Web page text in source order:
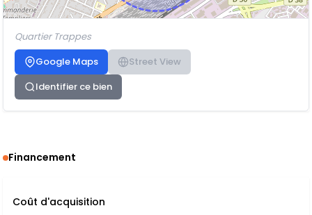
Quartier Trappes
Google Maps
Street View
Identifier ce bien
Financement
Coût d'acquisition